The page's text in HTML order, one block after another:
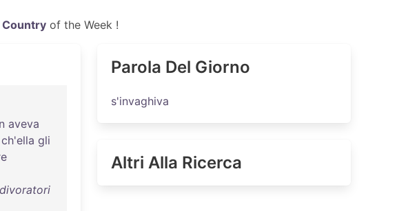
Countryof the Week !
aveva
ch'ella gli
Parola Del Giorno
s'invaghiva
Altri Alla Ricerca